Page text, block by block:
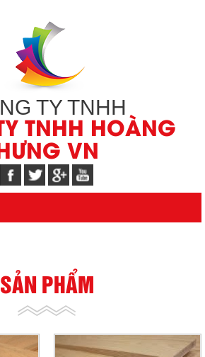
TY TNHH
TNHH HOÀNG
HƯNG VN
SẢN PHẨM